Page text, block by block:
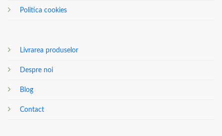
Politica cookies
Livrarea produselor
Despre noi
Blog
Contact